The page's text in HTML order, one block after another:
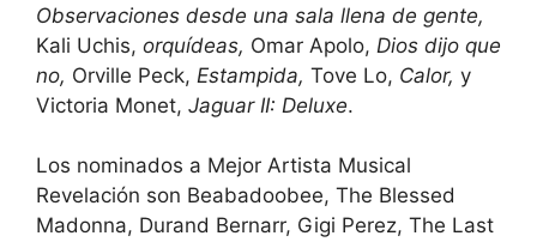
Observaciones desde una sala llena de gente,
Kali Uchis, orquídeas, Omar Apolo, Dios dijo que
no, Orville Peck, Estampida, Tove Lo, Calor, y
Victoria Monet, Jaguar II: Deluxe.
Los nominados a Mejor Artista Musical
Revelación son Beabadoobee, The Blessed
Madonna, Durand Bernarr, Gigi Perez, The Last